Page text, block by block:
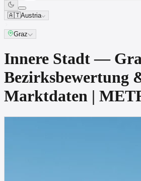
🇦🇹Austria
Graz
Innere Stadt —
Bezirksbewertung
Marktdaten |